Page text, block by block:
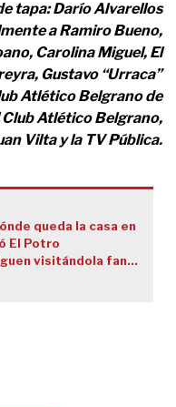
tapa: Darío Alvarellos
a Ramiro Bueno,
Carolina Miguel, El
Gustavo “Urraca”
Atlético Belgrano de
Atlético Belgrano,
Vilta y la TV Pública.
queda la casa en
El Potro
visitándola fans